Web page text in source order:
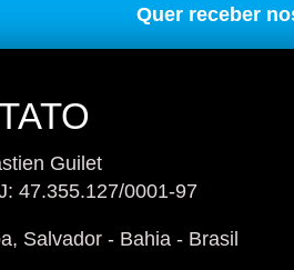
Quer receber
Guilet
47.355.127/0001-97
Salvador - Bahia - Brasil